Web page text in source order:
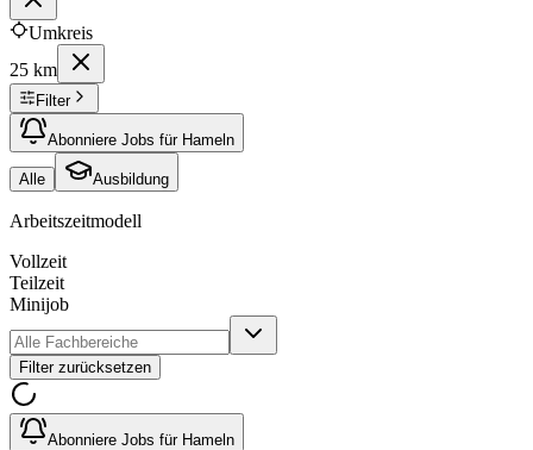
Umkreis
25 km
Filter
Abonniere Jobs für Hameln
Alle Ausbildung
Arbeitszeitmodell
Vollzeit
Teilzeit
Minijob
Filter zurücksetzen
Abonniere Jobs für Hameln